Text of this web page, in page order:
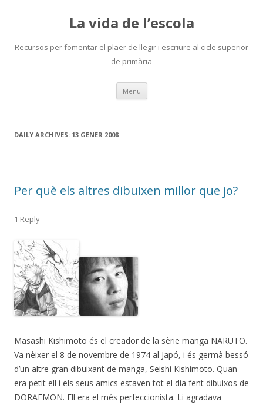
La vida de l’escola
Recursos per fomentar el plaer de llegir i escriure al cicle superior
de primària
Menu Skip
content
DAILY ARCHIVES: 13 GENER 2008
Per què els altres dibuixen millor que jo?
1 Reply
Masashi Kishimoto és el creador de la sèrie manga NARUTO.
Va nèixer el 8 de novembre de 1974 al Japó, i és germà bessó
d’un altre gran dibuixant de manga, Seishi Kishimoto. Quan
era petit ell i els seus amics estaven tot el dia fent dibuixos de
DORAEMON. Ell era el més perfeccionista. Li agradava